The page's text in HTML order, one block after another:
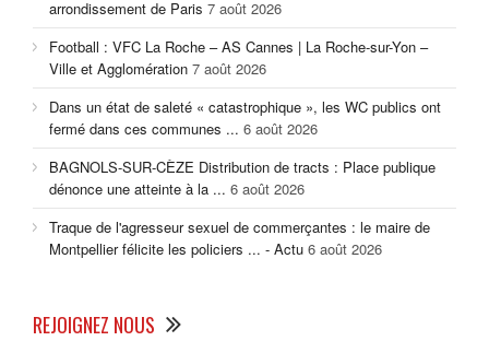
arrondissement de Paris 7 août 2026
Football : VFC La Roche – AS Cannes | La Roche-sur-Yon –
Ville et Agglomération 7 août 2026
Dans un état de saleté « catastrophique », les WC publics ont
fermé dans ces communes ... 6 août 2026
BAGNOLS-SUR-CÈZE Distribution de tracts : Place publique
dénonce une atteinte à la ... 6 août 2026
Traque de l'agresseur sexuel de commerçantes : le maire de
Montpellier félicite les policiers ... - Actu 6 août 2026
REJOIGNEZ NOUS